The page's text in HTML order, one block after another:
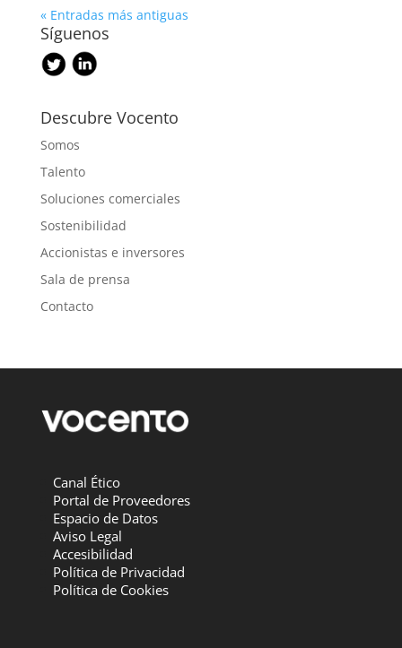
« Entradas más antiguas
Síguenos
Descubre Vocento
Somos
Talento
Soluciones comerciales
Sostenibilidad
Accionistas e inversores
Sala de prensa
Contacto
Canal Ético
Portal de Proveedores
Espacio de Datos
Aviso Legal
Accesibilidad
Política de Privacidad
Política de Cookies